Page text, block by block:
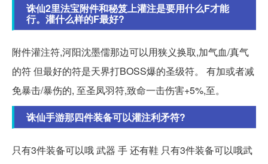
诛仙2里法宝附件和秘笈上灌注是要用什么F才能
行。灌什么样的F最好?
附件灌注符,河阳沈墨儒那边可以用狭义换取,加气血/真气
的符 但最好的符是天界打BOSS爆的圣级符。 有加或者减
免暴击/暴伤的, 至圣凤羽符,致命一击伤害+5%,至。
诛仙手游那四件装备可以灌注利矛符?
只有3件装备可以哦 武器 手 还有鞋 只有3件装备可以哦武